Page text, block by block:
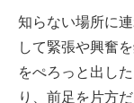
知らない場所に
して緊張や興奮
をぺろっと出し
り、前足を片方